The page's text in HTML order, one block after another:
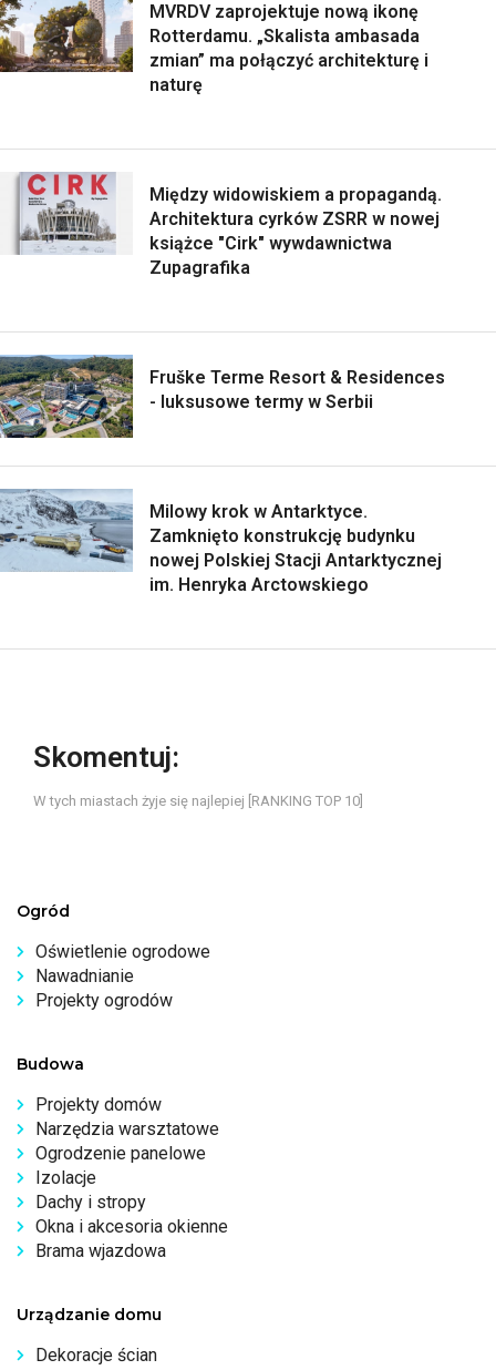
MVRDV zaprojektuje nową ikonę
Rotterdamu. „Skalista ambasada
zmian” ma połączyć architekturę i
naturę
Między widowiskiem a propagandą.
Architektura cyrków ZSRR w nowej
książce "Cirk" wywdawnictwa
Zupagrafika
Fruške Terme Resort & Residences
- luksusowe termy w Serbii
Milowy krok w Antarktyce.
Zamknięto konstrukcję budynku
nowej Polskiej Stacji Antarktycznej
im. Henryka Arctowskiego
Skomentuj:
W tych miastach żyje się najlepiej [RANKING TOP 10]
Ogród
Oświetlenie ogrodowe
Nawadnianie
Projekty ogrodów
Budowa
Projekty domów
Narzędzia warsztatowe
Ogrodzenie panelowe
Izolacje
Dachy i stropy
Okna i akcesoria okienne
Brama wjazdowa
Urządzanie domu
Dekoracje ścian